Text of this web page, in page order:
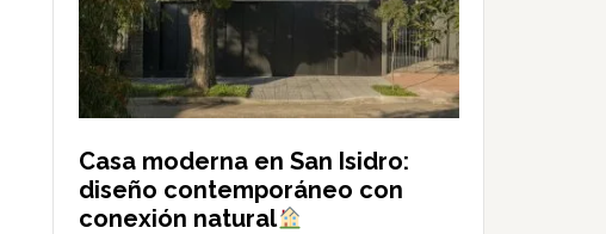
Casa moderna en San Isidro:
diseño contemporáneo con
conexión natural